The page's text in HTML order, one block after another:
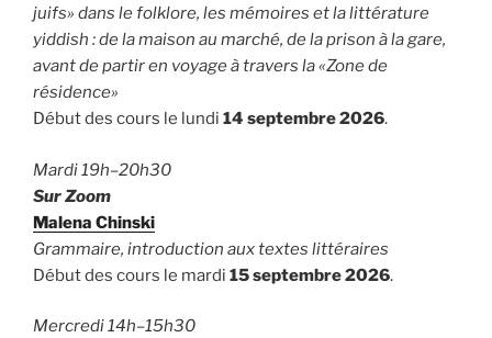
juifs» dans le folklore, les mémoires et la littérature
yiddish : de la maison au marché, de la prison à la gare,
avant de partir en voyage à travers la «Zone de
résidence»
Début des cours le lundi 14 septembre 2026.
Mardi 19h–20h30
Sur Zoom
Malena Chinski
Grammaire, introduction aux textes littéraires
Début des cours le mardi 15 septembre 2026.
Mercredi 14h–15h30